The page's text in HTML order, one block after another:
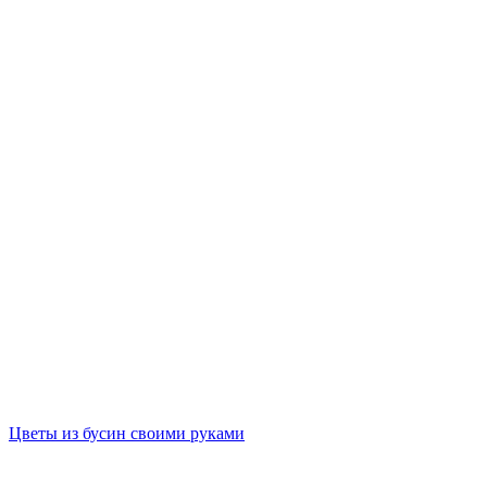
Цветы из бусин своими руками